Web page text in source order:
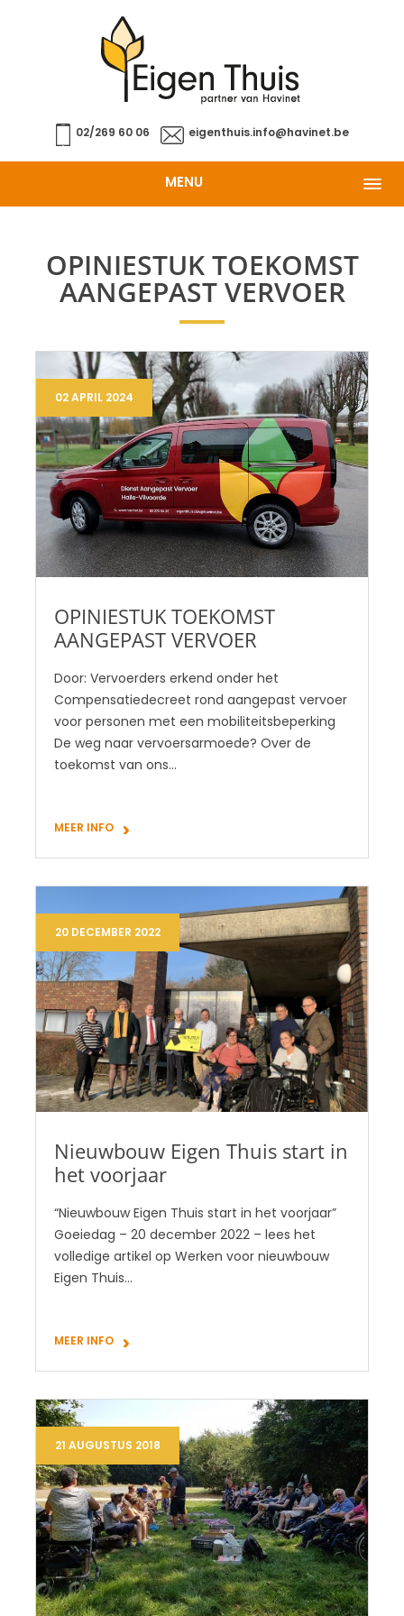
02/269 60 06 eigenthuis.info@havinet.be
MENU
OPINIESTUK TOEKOMST
AANGEPAST VERVOER
02 APRIL 2024
OPINIESTUK TOEKOMST
AANGEPAST VERVOER
Door: Vervoerders erkend onder het
Compensatiedecreet rond aangepast vervoer
voor personen met een mobiliteitsbeperking
De weg naar vervoersarmoede? Over de
toekomst van ons…
MEER INFO
20 DECEMBER 2022
Nieuwbouw Eigen Thuis start in
het voorjaar
“Nieuwbouw Eigen Thuis start in het voorjaar”
Goeiedag – 20 december 2022 – lees het
volledige artikel op Werken voor nieuwbouw
Eigen Thuis…
MEER INFO
21 AUGUSTUS 2018